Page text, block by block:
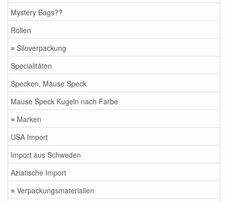
Mystery Bags??
Rollen
≡ Siloverpackung
Specialitäten
Specken, Mäuse Speck
Mause Speck Kugeln nach Farbe
≡ Marken
USA Import
Import aus Schweden
Aziatische Import
≡ Verpackungsmaterialien